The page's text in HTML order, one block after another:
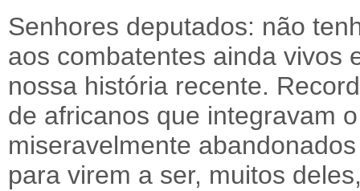
Senhores deputados: não
aos combatentes ainda vivos
nossa história recente.
de africanos que integravam
miseravelmente
para virem a ser, muitos